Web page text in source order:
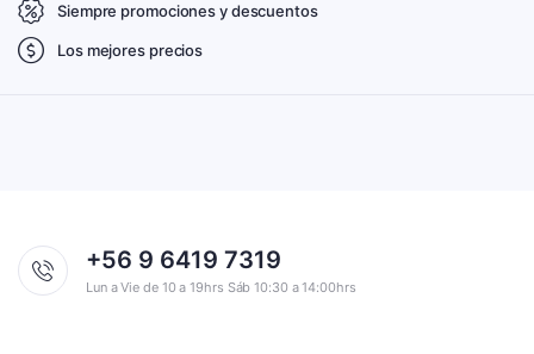
Siempre promociones y descuentos
Los mejores precios
+56 9 6419 7319
Lun a Vie de 10 a 19hrs Sáb 10:30 a 14:00hrs